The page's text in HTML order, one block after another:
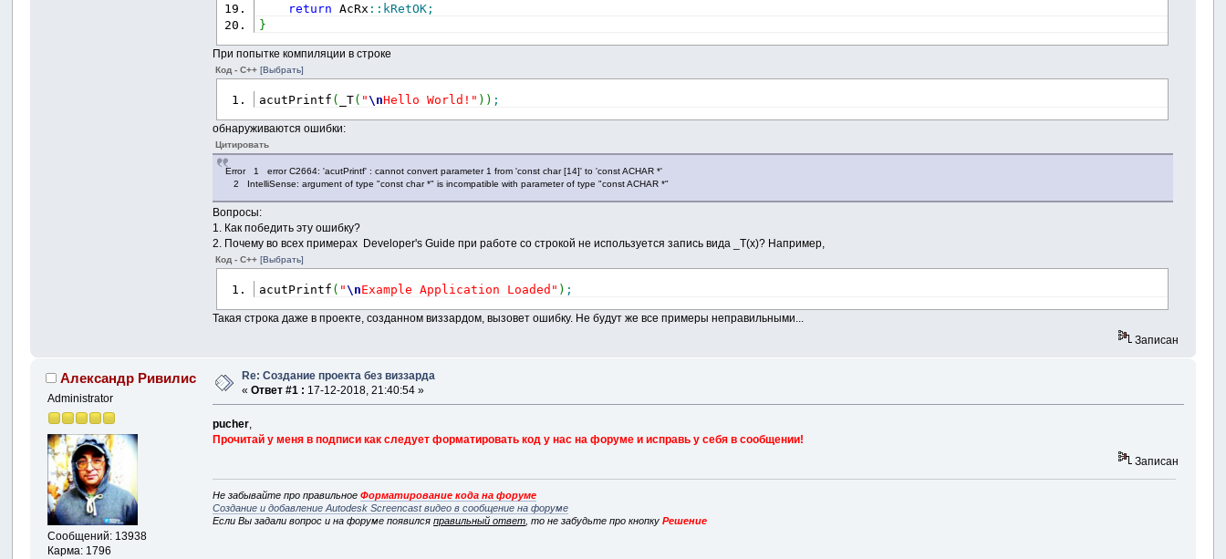
return AcRx :: kRetOK ;
}
При попытке компиляции в строке
Код - C++[Выбрать]
acutPrintf ( _T( "\nHello World!" ) ) ;
обнаруживаются ошибки:
Цитировать
Error 1 error C2664: 'acutPrintf' : cannot convert parameter 1 from 'const char [14]' to 'const ACHAR *'
2 IntelliSense: argument of type "const char *" is incompatible with parameter of type "const ACHAR *"
Вопросы:
1. Как победить эту ошибку?
2. Почему во всех примерах Developer's Guide при работе со строкой не используется запись вида _T(x)? Например,
Код - C++[Выбрать]
acutPrintf ( "\nExample Application Loaded" ) ;
Такая строка даже в проекте, созданном виззардом, вызовет ошибку. Не будут же все примеры неправильными...
Записан
Александр Ривилис
Administrator
Сообщений: 13938
Карма: 1796
Re: Создание проекта без виззарда
«Ответ #1 : 17-12-2018, 21:40:54 »
pucher,
Прочитай у меня в подписи как следует форматировать код у нас на форуме и исправь у себя в сообщении!
Записан
Не забывайте про правильноеФорматирование кода на форуме
Создание и добавление Autodesk Screencast видео в сообщение на форуме
Если Вы задали вопрос и на форуме появилсяправильный ответ , то не забудьте про кнопкуРешение